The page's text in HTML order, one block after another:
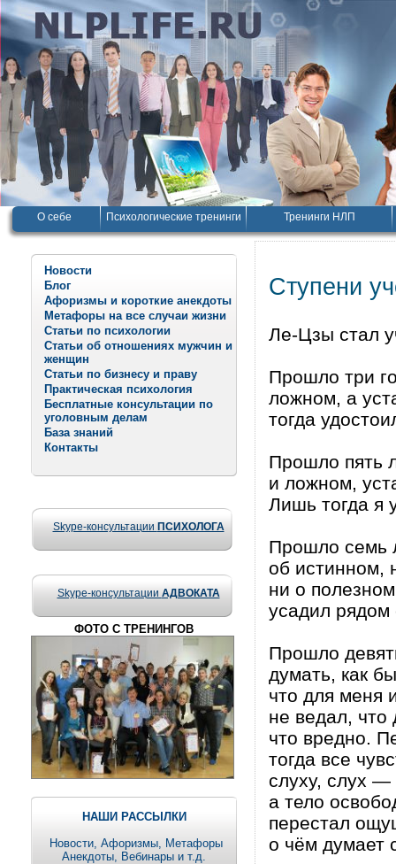
О себе Психологические тренинги Тренинги НЛП
Новости
Блог
Афоризмы и короткие анекдоты
Метафоры на все случаи жизни
Статьи по психологии
Статьи об отношениях мужчин и
женщин
Статьи по бизнесу и праву
Практическая психология
Бесплатные консультации по
уголовным делам
База знаний
Контакты
Skype-консультации ПСИХОЛОГА
Skype-консультации АДВОКАТА
ФОТО С ТРЕНИНГОВ
НАШИ РАССЫЛКИ
Новости, Aфоризмы, Метафоры
Анекдоты, Вебинары и т.д.
Ступени
Ле-Цзы стал
Прошло три
ложном, а
тогда
Прошло пять
и ложном,
Лишь тогда я
Прошло семь
об истинном,
ни о
усадил рядом
Прошло
думать, как
что для меня
не ведал, что
что вредно.
тогда все
слуху, слух
а тело
перестал
о чём думает